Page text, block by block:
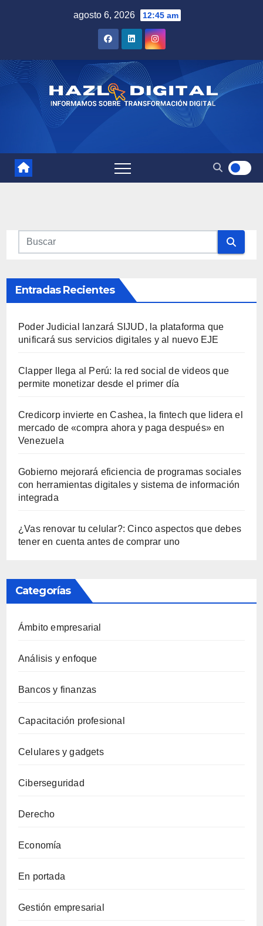
agosto 6, 2026 12:45 am
Entradas Recientes
Poder Judicial lanzará SIJUD, la plataforma que
unificará sus servicios digitales y al nuevo EJE
Clapper llega al Perú: la red social de videos que
permite monetizar desde el primer día
Credicorp invierte en Cashea, la fintech que lidera el
mercado de «compra ahora y paga después» en
Venezuela
Gobierno mejorará eficiencia de programas sociales
con herramientas digitales y sistema de información
integrada
¿Vas renovar tu celular?: Cinco aspectos que debes
tener en cuenta antes de comprar uno
Categorías
Ámbito empresarial
Análisis y enfoque
Bancos y finanzas
Capacitación profesional
Celulares y gadgets
Ciberseguridad
Derecho
Economía
En portada
Gestión empresarial